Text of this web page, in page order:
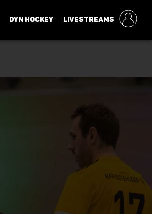
DYN HOCKEY LIVESTREAMS